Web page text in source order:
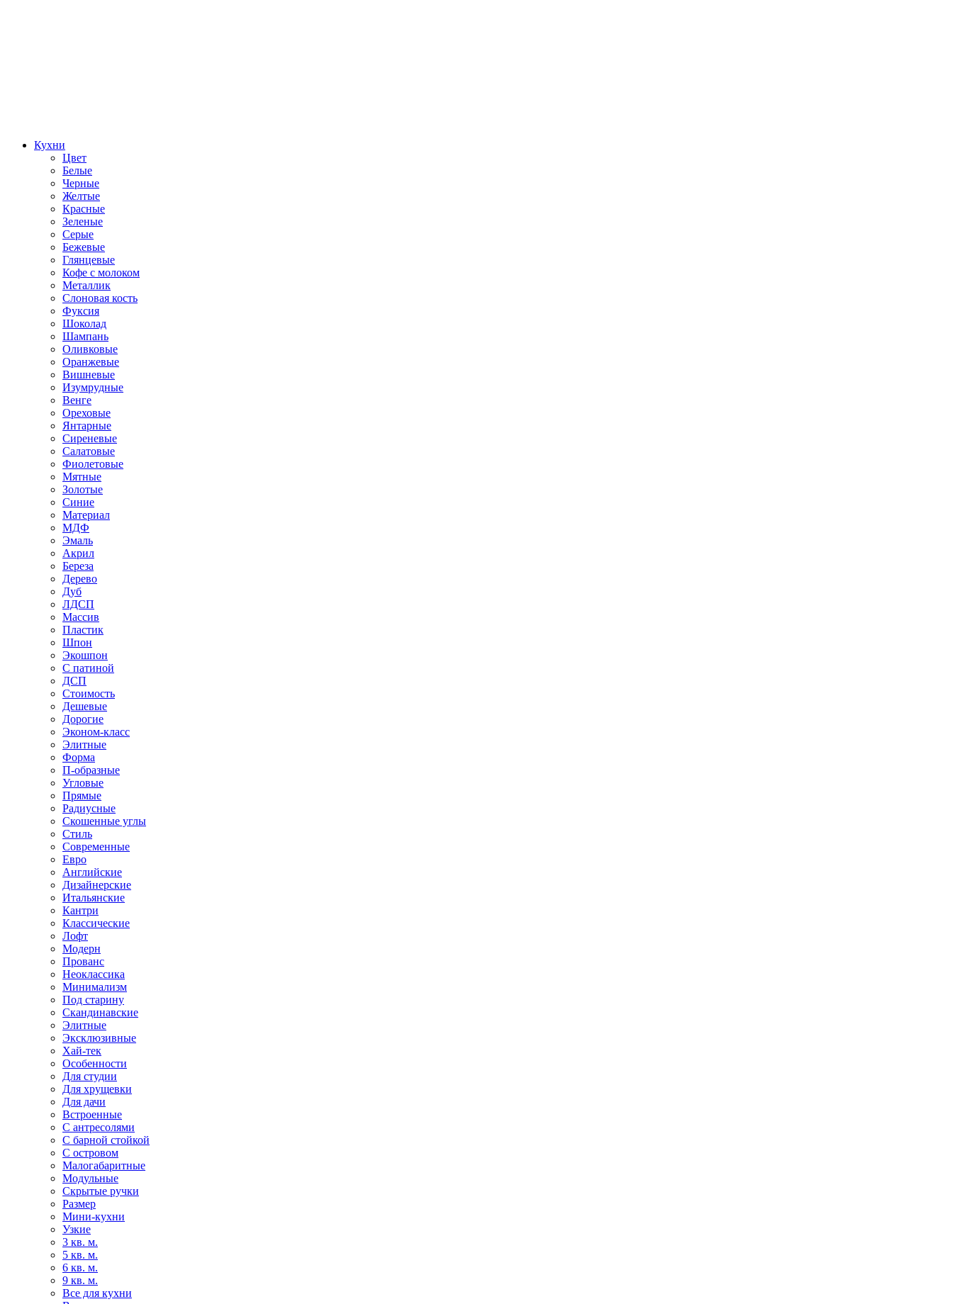
Кухни
Цвет
Белые
Черные
Желтые
Красные
Зеленые
Серые
Бежевые
Глянцевые
Кофе с молоком
Металлик
Слоновая кость
Фуксия
Шоколад
Шампань
Оливковые
Оранжевые
Вишневые
Изумрудные
Венге
Ореховые
Янтарные
Сиреневые
Салатовые
Фиолетовые
Мятные
Золотые
Синие
Материал
МДФ
Эмаль
Акрил
Береза
Дерево
Дуб
ЛДСП
Массив
Пластик
Шпон
Экошпон
С патиной
ДСП
Стоимость
Дешевые
Дорогие
Эконом-класс
Элитные
Форма
П-образные
Угловые
Прямые
Радиусные
Скошенные углы
Стиль
Современные
Евро
Английские
Дизайнерские
Итальянские
Кантри
Классические
Лофт
Модерн
Прованс
Неоклассика
Минимализм
Под старину
Скандинавские
Элитные
Эксклюзивные
Хай-тек
Особенности
Для студии
Для хрущевки
Для дачи
Встроенные
С антресолями
С барной стойкой
С островом
Малогабаритные
Модульные
Скрытые ручки
Размер
Мини-кухни
Узкие
3 кв. м.
5 кв. м.
6 кв. м.
9 кв. м.
Все для кухни